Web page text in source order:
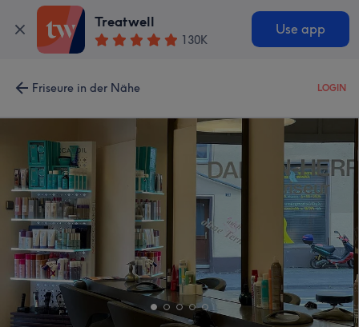
Treatwell
130K
Use app
Friseure in der Nähe LOGIN